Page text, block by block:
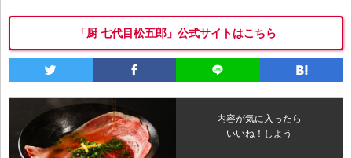
「厨 七代目松五郎」公式サイトはこちら
内容が気に入ったら
いいね！しよう